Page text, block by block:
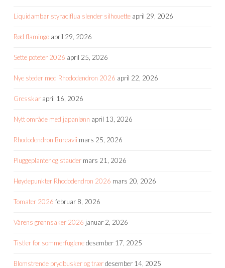
Liquidambar styraciflua slender silhouette april 29, 2026
Rød flamingo april 29, 2026
Sette poteter 2026 april 25, 2026
Nye steder med Rhododendron 2026 april 22, 2026
Gresskar april 16, 2026
Nytt område med japanlønn april 13, 2026
Rhododendron Bureavii mars 25, 2026
Pluggeplanter og stauder mars 21, 2026
Høydepunkter Rhododendron 2026 mars 20, 2026
Tomater 2026 februar 8, 2026
Vårens grønnsaker 2026 januar 2, 2026
Tistler for sommerfuglenedesember 17, 2025
Blomstrende prydbusker og trærdesember 14, 2025